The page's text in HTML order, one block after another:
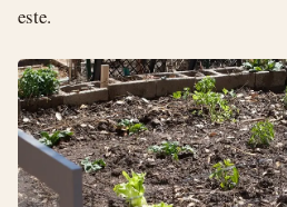
este.